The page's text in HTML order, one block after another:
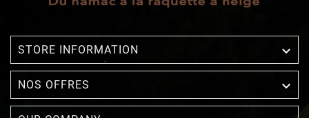
STORE INFORMATION 
NOS OFFRES 